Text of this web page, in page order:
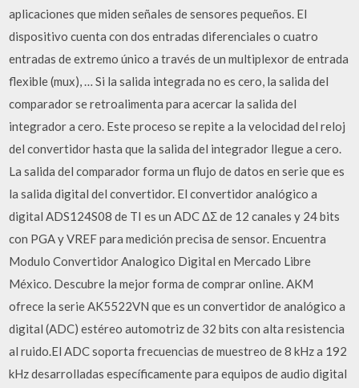
aplicaciones que miden señales de sensores pequeños. El
dispositivo cuenta con dos entradas diferenciales o cuatro
entradas de extremo único a través de un multiplexor de entrada
flexible (mux), … Si la salida integrada no es cero, la salida del
comparador se retroalimenta para acercar la salida del
integrador a cero. Este proceso se repite a la velocidad del reloj
del convertidor hasta que la salida del integrador llegue a cero.
La salida del comparador forma un flujo de datos en serie que es
la salida digital del convertidor. El convertidor analógico a
digital ADS124S08 de TI es un ADC ΔΣ de 12 canales y 24 bits
con PGA y VREF para medición precisa de sensor. Encuentra
Modulo Convertidor Analogico Digital en Mercado Libre
México. Descubre la mejor forma de comprar online. AKM
ofrece la serie AK5522VN que es un convertidor de analógico a
digital (ADC) estéreo automotriz de 32 bits con alta resistencia
al ruido.El ADC soporta frecuencias de muestreo de 8 kHz a 192
kHz desarrolladas específicamente para equipos de audio digital